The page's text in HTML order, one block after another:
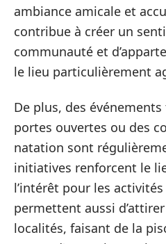
ambiance amicale et
contribue à créer un
communauté et
le lieu particulièrement
De plus, des
portes ouvertes ou des
natation sont
initiatives renforcent le
l’intérêt pour les
permettent aussi
localités, faisant de la